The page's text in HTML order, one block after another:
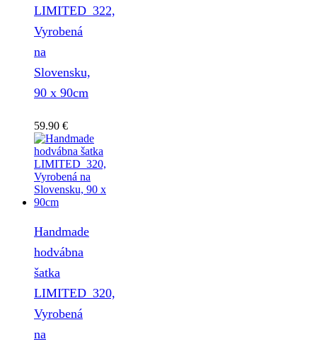
LIMITED_322,
Vyrobená
na
Slovensku,
90 x 90cm
59.90 €
Handmade
hodvábna
šatka
LIMITED_320,
Vyrobená
na